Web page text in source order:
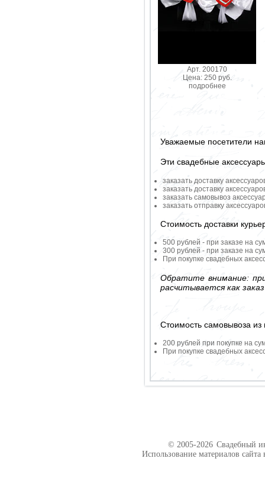
Арт. 200170
Цена: 250 руб.
подробнее
Уважаемые посетители
Эти свадебные
заказать доставку
заказать доставку
заказать самовывоз
заказать отправку
Стоимость доставки
500 рублей - при заказе на
300 рублей - при заказе на
При покупке свадебных
Обратите внимание:
расчитывается как
Стоимость самовывоза из
200 рублей при покупке на
При покупке свадебных
© 2005-2026 Свадебный
Использование материалов